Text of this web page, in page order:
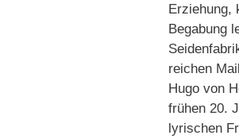
Erziehung,
Begabung
reichen
Hugo von
frühen 20.
lyrischen